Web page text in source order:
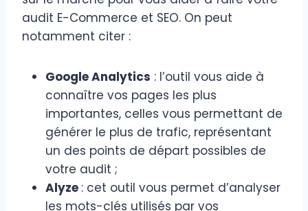
audit E-Commerce et SEO. On peut
notamment citer :
Google Analytics : l’outil vous aide à
connaître vos pages les plus
importantes, celles vous permettant de
générer le plus de trafic, représentant
un des points de départ possibles de
votre audit ;
Alyze : cet outil vous permet d’analyser
les mots-clés utilisés par vos